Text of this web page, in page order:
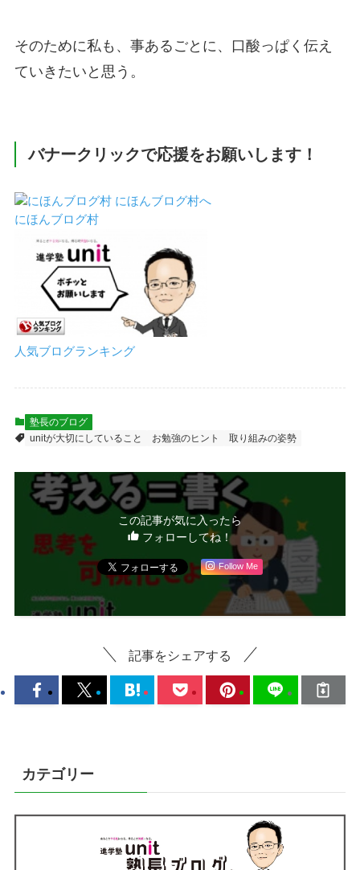
そのために私も、事あるごとに、口酸っぱく伝え
ていきたいと思う。
バナークリックで応援をお願いします！
にほんブログ村
人気ブログランキング
塾長のブログ
unitが大切にしていること
お勉強のヒント 取り組みの姿勢
この記事が気に入ったら
フォローしてね！
Follow Me
記事をシェアする
カテゴリー